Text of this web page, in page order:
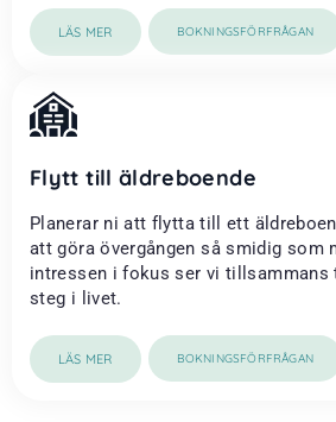
LÄS MER BOKNINGSFÖRFRÅGAN
Flytt till äldreboende
Planerar ni att flytta till ett
att göra övergången så smidig som
intressen i fokus ser vi
steg i livet.
LÄS MER BOKNINGSFÖRFRÅGAN